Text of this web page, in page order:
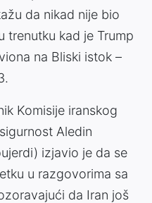
da nikad nije bio
trenutku kad je Trump
na Bliski istok –
Komisije iranskog
Aledin
izjavio je da se
u razgovorima sa
da Iran još